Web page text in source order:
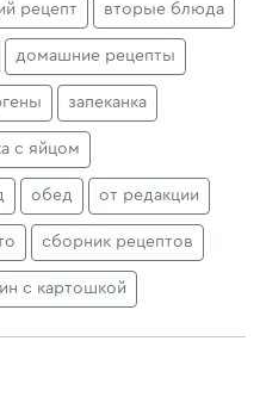
рецепт вторые блюда
домашние рецепты
запеканка
с яйцом
обед от редакции
сборник рецептов
с картошкой